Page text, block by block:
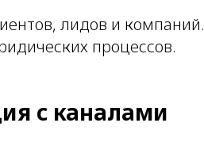
лидов и компаний.
процессов.
с каналами